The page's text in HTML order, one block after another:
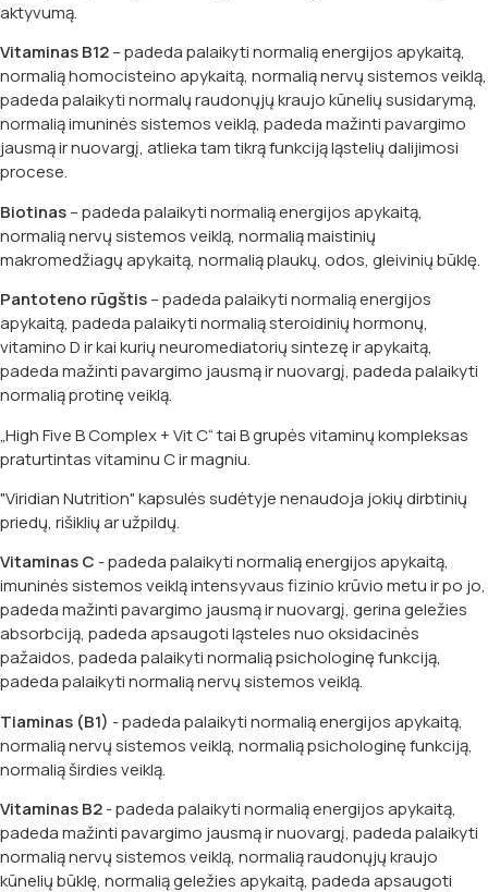
aktyvumą.
Vitaminas B12– padeda palaikyti normalią energijos apykaitą,
normalią homocisteino apykaitą, normalią nervų sistemos veiklą,
padeda palaikyti normalų raudonųjų kraujo kūnelių susidarymą,
normalią imuninės sistemos veiklą, padeda mažinti pavargimo
jausmą ir nuovargį, atlieka tam tikrą funkciją ląstelių dalijimosi
procese.
Biotinas– padeda palaikyti normalią energijos apykaitą,
normalią nervų sistemos veiklą, normalią maistinių
makromedžiagų apykaitą, normalią plaukų, odos, gleivinių būklę.
Pantoteno rūgštis– padeda palaikyti normalią energijos
apykaitą, padeda palaikyti normalią steroidinių hormonų,
vitamino D ir kai kurių neuromediatorių sintezę ir apykaitą,
padeda mažinti pavargimo jausmą ir nuovargį, padeda palaikyti
normalią protinę veiklą.
„High Five B Complex + Vit C“ tai B grupės vitaminų kompleksas
praturtintas vitaminu C ir magniu.
"Viridian Nutrition" kapsulės sudėtyje nenaudoja jokių dirbtinių
priedų, rišiklių ar užpildų.
Vitaminas C - padeda palaikyti normalią energijos apykaitą,
imuninės sistemos veiklą intensyvaus fizinio krūvio metu ir po jo,
padeda mažinti pavargimo jausmą ir nuovargį, gerina geležies
absorbciją, padeda apsaugoti ląsteles nuo oksidacinės
pažaidos, padeda palaikyti normalią psichologinę funkciją,
padeda palaikyti normalią nervų sistemos veiklą.
Tiaminas (B1) - padeda palaikyti normalią energijos apykaitą,
normalią nervų sistemos veiklą, normalią psichologinę funkciją,
normalią širdies veiklą.
Vitaminas B2- padeda palaikyti normalią energijos apykaitą,
padeda mažinti pavargimo jausmą ir nuovargį, padeda palaikyti
normalią nervų sistemos veiklą, normalią raudonųjų kraujo
kūnelių būklę, normalią geležies apykaitą, padeda apsaugoti